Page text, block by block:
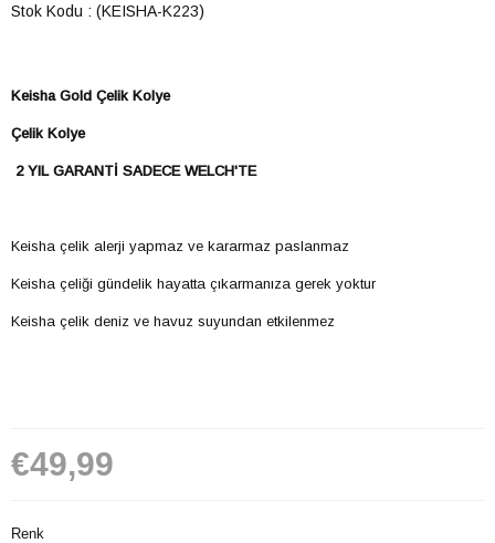
Stok Kodu (KEISHA-K223)
Keisha Gold Çelik Kolye
Çelik Kolye
2 YIL GARANTİ SADECE WELCH'TE
Keisha çelik alerji yapmaz ve kararmaz paslanmaz
Keisha çeliği gündelik hayatta çıkarmanıza gerek yoktur
Keisha çelik deniz ve havuz suyundan etkilenmez
€49,99
Renk